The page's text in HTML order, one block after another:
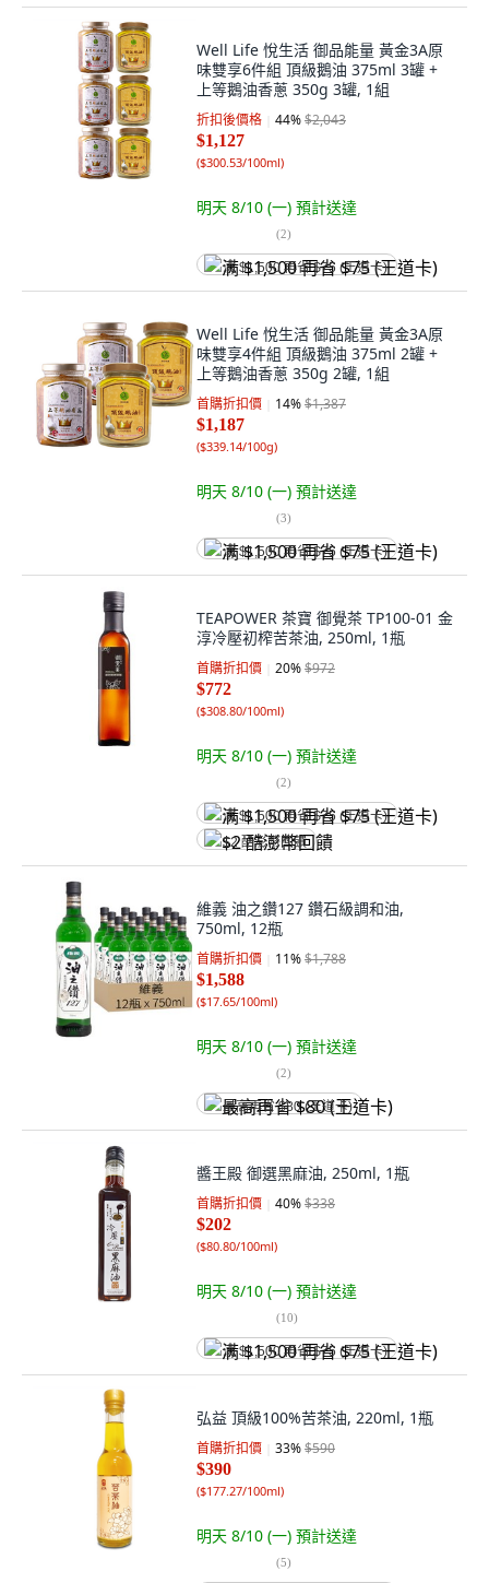
Well Life 悅生活 御品能量 黃金3A原
味雙享6件組 頂級鵝油 375ml 3罐 +
上等鵝油香蔥 350g 3罐, 1組
折扣後價格 44%$2,043
$1,127
($300.53/100ml)
明天 8/10 (一) 預計送達
(2)
满 $1,500 再省 $75 (王道卡)
Well Life 悅生活 御品能量 黃金3A原
味雙享4件組 頂級鵝油 375ml 2罐 +
上等鵝油香蔥 350g 2罐, 1組
首購折扣價 14%$1,387
$1,187
($339.14/100g)
明天 8/10 (一) 預計送達
(3)
满 $1,500 再省 $75 (王道卡)
TEAPOWER 茶寶 御覺茶 TP100-01 金
淳冷壓初榨苦茶油, 250ml, 1瓶
首購折扣價 20%$972
$772
($308.80/100ml)
明天 8/10 (一) 預計送達
(2)
满 $1,500 再省 $75 (王道卡)
$2 酷澎幣回饋
維義 油之鑽127 鑽石級調和油,
750ml, 12瓶
首購折扣價 11%$1,788
$1,588
($17.65/100ml)
明天 8/10 (一) 預計送達
(2)
最高再省 $80 (王道卡)
醬王殿 御選黑麻油, 250ml, 1瓶
首購折扣價 40%$338
$202
($80.80/100ml)
明天 8/10 (一) 預計送達
(10)
满 $1,500 再省 $75 (王道卡)
弘益 頂級100%苦茶油, 220ml, 1瓶
首購折扣價 33%$590
$390
($177.27/100ml)
明天 8/10 (一) 預計送達
(5)